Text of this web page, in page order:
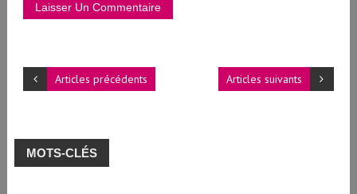
Articles suivants
Articles précédents
MOTS-CLÉS